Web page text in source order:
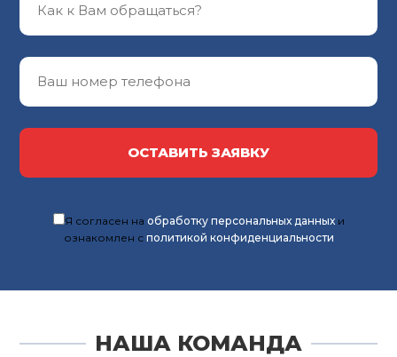
ОСТАВИТЬ ЗАЯВКУ
Я согласен на обработку персональных данныхи
ознакомлен с политикой конфиденциальности
НАША КОМАНДА